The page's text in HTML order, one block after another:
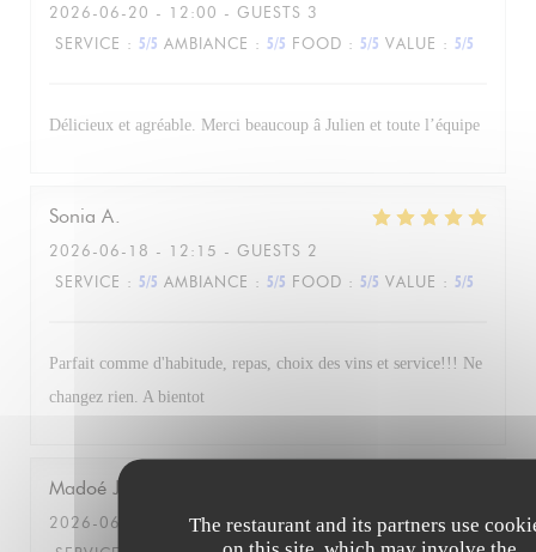
The restaurant and its partners use
2026-06-20 - 12:00 - GUESTS 3
SERVICE : 5/5 AMBIANCE : 5/5 FOOD : 5/5 VALUE : 5/5
Délicieux et agréable. Merci beaucoup â Julien et toute l’équipe
Sonia A
2026-06-18 - 12:15 - GUESTS 2
SERVICE : 5/5 AMBIANCE : 5/5 FOOD : 5/5 VALUE : 5/5
Parfait comme d'habitude, repas, choix des vins et service!!! Ne
changez rien. A bientot
Madoé J
2026-06-16
- 21:30 - GUESTS 2